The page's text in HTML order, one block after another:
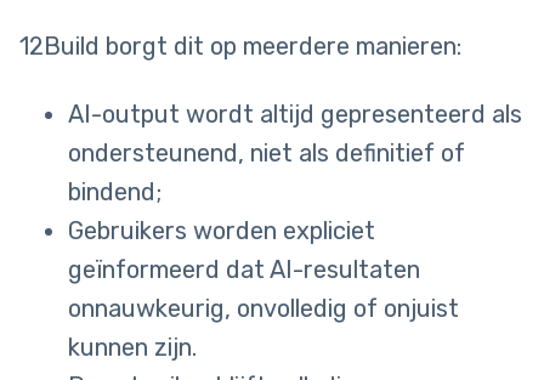
12Build borgt dit op meerdere manieren:
AI-output wordt altijd gepresenteerd als
ondersteunend, niet als definitief of
bindend;
Gebruikers worden expliciet
geïnformeerd dat AI-resultaten
onnauwkeurig, onvolledig of onjuist
kunnen zijn.